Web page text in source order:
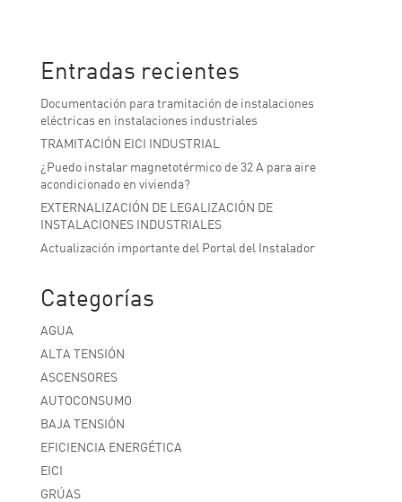
Entradas recientes
Documentación para tramitación de instalaciones
eléctricas en instalaciones industriales
TRAMITACIÓN EICI INDUSTRIAL
¿Puedo instalar magnetotérmico de 32 A para aire
acondicionado en vivienda?
EXTERNALIZACIÓN DE LEGALIZACIÓN DE
INSTALACIONES INDUSTRIALES
Actualización importante del Portal del Instalador
Categorías
AGUA
ALTA TENSIÓN
ASCENSORES
AUTOCONSUMO
BAJA TENSIÓN
EFICIENCIA ENERGÉTICA
EICI
GRÚAS